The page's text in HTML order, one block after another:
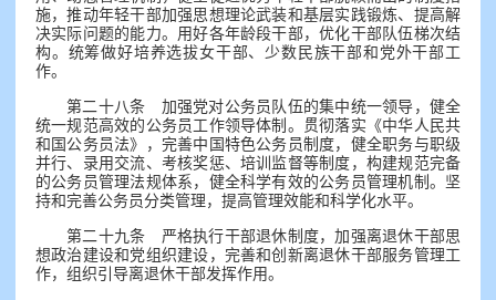
施，推动年轻干部加强思想理论武装和基层实践锻炼、提高解
决实际问题的能力。用好各年龄段干部，优化干部队伍梯次结
构。统筹做好培养选拔女干部、少数民族干部和党外干部工
作。
第二十八条 加强党对公务员队伍的集中统一领导，健全
统一规范高效的公务员工作领导体制。贯彻落实《中华人民共
和国公务员法》，完善中国特色公务员制度，健全职务与职级
并行、录用交流、考核奖惩、培训监督等制度，构建规范完备
的公务员管理法规体系，健全科学有效的公务员管理机制。坚
持和完善公务员分类管理，提高管理效能和科学化水平。
第二十九条 严格执行干部退休制度，加强离退休干部思
想政治建设和党组织建设，完善和创新离退休干部服务管理工
作，组织引导离退休干部发挥作用。